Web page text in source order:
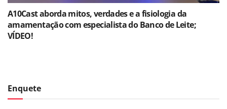
A10Cast aborda mitos, verdades e a fisiologia da
amamentação com especialista do Banco de Leite;
VÍDEO!
Enquete